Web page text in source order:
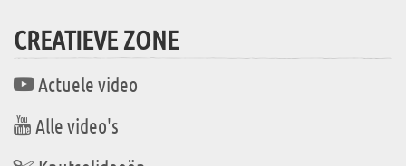
CREATIEVE ZONE
Actuele video
Alle video's